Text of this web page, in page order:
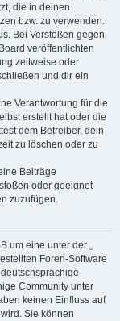
die in deinen
bzw. zu verwenden.
Bei Verstößen gegen
veröffentlichten
zeitweise oder
und dir ein
Verantwortung für die
erstellt hat oder die
dem Betreiber, dein
zu löschen oder zu
Beiträge
oder geeignet
zuzufügen.
um eine unter der „
Foren-Software
Community unter
keinen Einfluss auf
Sie können